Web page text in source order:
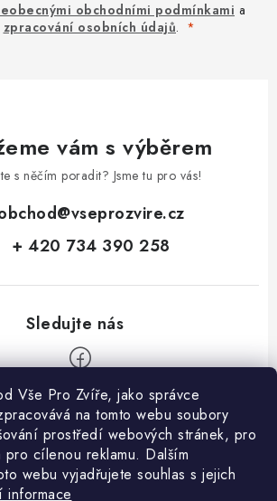
Vše Pro Zvíře, jako správce
na tomto webu soubory
prostředí webových stránek, pro
pro cílenou reklamu. Dalším
webu vyjadřujete souhlas s jejich
informace
obchodními podmínkami a
zpracování osobních údajů.
vám s výběrem
s něčím poradit? Jsme tu pro vás!
@vseprozvire.cz
+ 420 734 390 258